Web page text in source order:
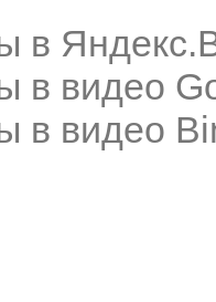
в
в видео
в видео